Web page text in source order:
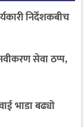
निर्देशकबीच
सेवा ठप्प,
भाडा बढ्यो